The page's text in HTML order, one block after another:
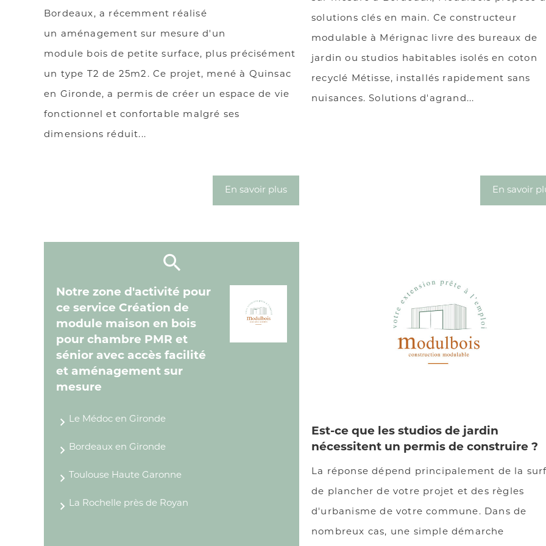
Bordeaux, a récemment réalisé
un aménagement sur mesure d'un
module bois de petite surface, plus précisément
un type T2 de 25m2. Ce projet, mené à Quinsac
en Gironde, a permis de créer un espace de vie
fonctionnel et confortable malgré ses
dimensions réduit...
En savoir plus
solutions clés en main. Ce constructeur
modulable à Mérignac livre des bureaux de
jardin ou studios habitables isolés en coton
recyclé Métisse, installés rapidement sans
nuisances. Solutions d'agrand...
En savoir
Notre zone d'activité pour
ce service Création de
module maison en bois
pour chambre PMR et
sénior avec accès facilité
et aménagement sur
mesure
Le Médoc en Gironde
Bordeaux en Gironde
Toulouse Haute Garonne
La Rochelle près de Royan
Est-ce que les studios de jardin
nécessitent un permis de construire ?
La réponse dépend principalement de la
de plancher de votre projet et des règles
d'urbanisme de votre commune. Dans de
nombreux cas, une simple démarche